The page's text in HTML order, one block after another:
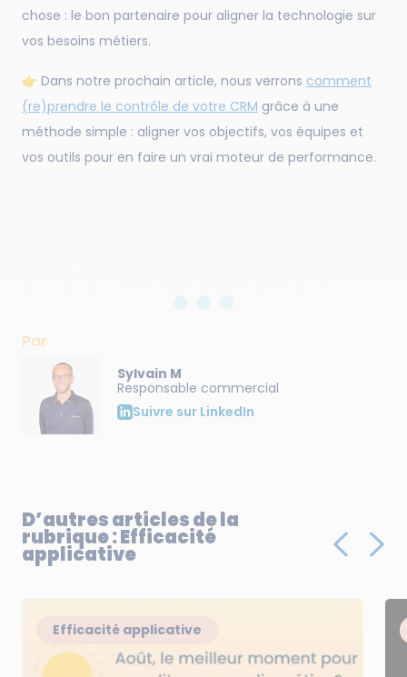
chose : le bon partenaire pour aligner la technologie sur
vos besoins métiers.
👉 Dans notre prochain article, nous verrons comment
(re)prendre le contrôle de votre CRM grâce à une
méthode simple : aligner vos objectifs, vos équipes et
vos outils pour en faire un vrai moteur de performance.
Par
Sylvain M
Responsable commercial
Suivre sur LinkedIn
D’autres articles de la
rubrique : Efficacité
applicative
Efficacité applicative